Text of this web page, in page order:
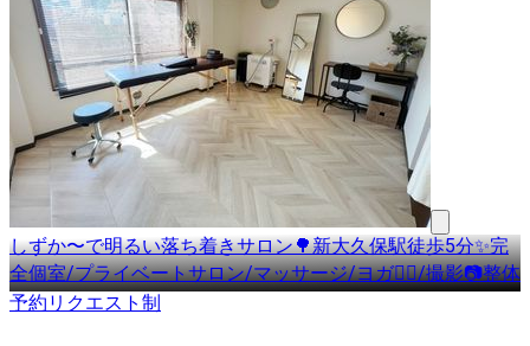
しずか〜で明るい落ち着きサロン🌳新大久保駅徒歩5分✨完
全個室/プライベートサロン/マッサージ/ヨガ🧘‍♀️/撮影📷整体
予約リクエスト制